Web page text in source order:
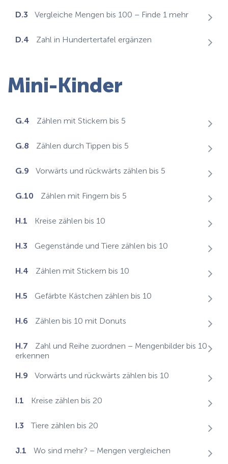
D.3 Vergleiche Mengen bis 100 – Finde 1 mehr
D.4 Zahl in Hundertertafel ergänzen
Mini-Kinder
G.4 Zählen mit Stickern bis 5
G.8 Zählen durch Tippen bis 5
G.9 Vorwärts und rückwärts zählen bis 5
G.10 Zählen mit Fingern bis 5
H.1 Kreise zählen bis 10
H.3 Gegenstände und Tiere zählen bis 10
H.4 Zählen mit Stickern bis 10
H.5 Gefärbte Kästchen zählen bis 10
H.6 Zählen bis 10 mit Donuts
H.7
Zahl und Reihe zuordnen – Mengenbilder bis 10
erkennen
H.9 Vorwärts und rückwärts zählen bis 10
I.1 Kreise zählen bis 20
I.3 Tiere zählen bis 20
J.1 Wo sind mehr? – Mengen vergleichen